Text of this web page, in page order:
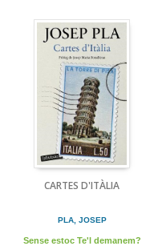
CARTES D'ITÀLIA
PLA, JOSEP
Sense estoc Te'l demanem?